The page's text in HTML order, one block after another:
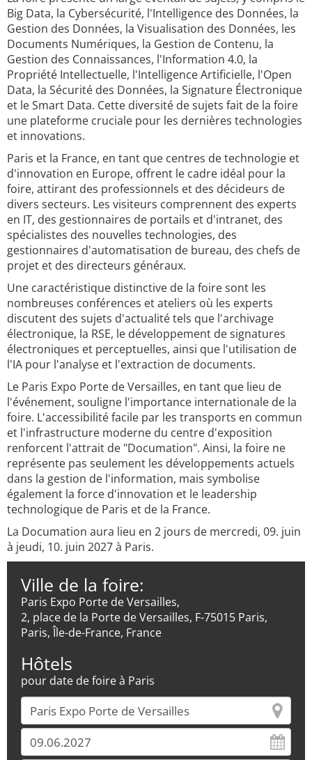
Big Data, la Cybersécurité, l'Intelligence des Données, la
Gestion des Données, la Visualisation des Données, les
Documents Numériques, la Gestion de Contenu, la
Gestion des Connaissances, l'Information 4.0, la
Propriété Intellectuelle, l'Intelligence Artificielle, l'Open
Data, la Sécurité des Données, la Signature Électronique
et le Smart Data. Cette diversité de sujets fait de la foire
une plateforme cruciale pour les dernières technologies
et innovations.
Paris et la France, en tant que centres de technologie et
d'innovation en Europe, offrent le cadre idéal pour la
foire, attirant des professionnels et des décideurs de
divers secteurs. Les visiteurs comprennent des experts
en IT, des gestionnaires de portails et d'intranet, des
spécialistes des nouvelles technologies, des
gestionnaires d'automatisation de bureau, des chefs de
projet et des directeurs généraux.
Une caractéristique distinctive de la foire sont les
nombreuses conférences et ateliers où les experts
discutent des sujets d'actualité tels que l'archivage
électronique, la RSE, le développement de signatures
électroniques et perceptuelles, ainsi que l'utilisation de
l'IA pour l'analyse et l'extraction de documents.
Le Paris Expo Porte de Versailles, en tant que lieu de
l'événement, souligne l'importance internationale de la
foire. L'accessibilité facile par les transports en commun
et l'infrastructure moderne du centre d'exposition
renforcent l'attrait de "Documation". Ainsi, la foire ne
représente pas seulement les développements actuels
dans la gestion de l'information, mais symbolise
également la force d'innovation et le leadership
technologique de Paris et de la France.
La Documation aura lieu en 2 jours de mercredi, 09. juin
à jeudi, 10. juin 2027 à Paris.
Ville de la foire:
Paris Expo Porte de Versailles,
2, place de la Porte de Versailles, F-75015 Paris,
Paris, Île-de-France, France
Hôtels
pour date de foire à Paris